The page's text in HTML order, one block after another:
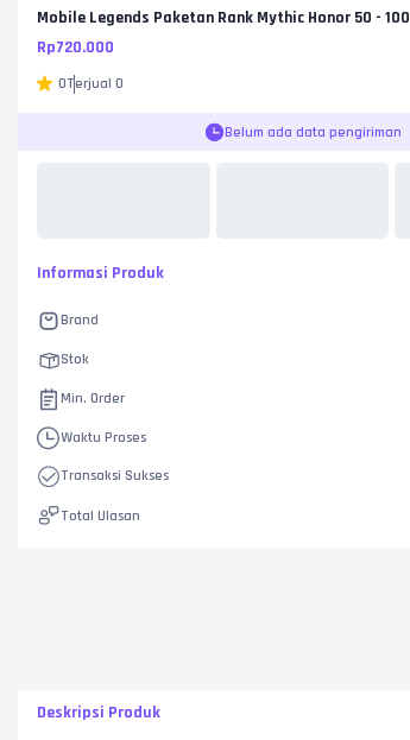
Mobile Legends Paketan Rank Mythic Honor 50 - 100
Rp720.000
0Terjual 0
Belum ada data pengiriman
Informasi Produk
Brand
Stok
Min. Order
Waktu Proses
Transaksi Sukses
Total Ulasan
Deskripsi Produk